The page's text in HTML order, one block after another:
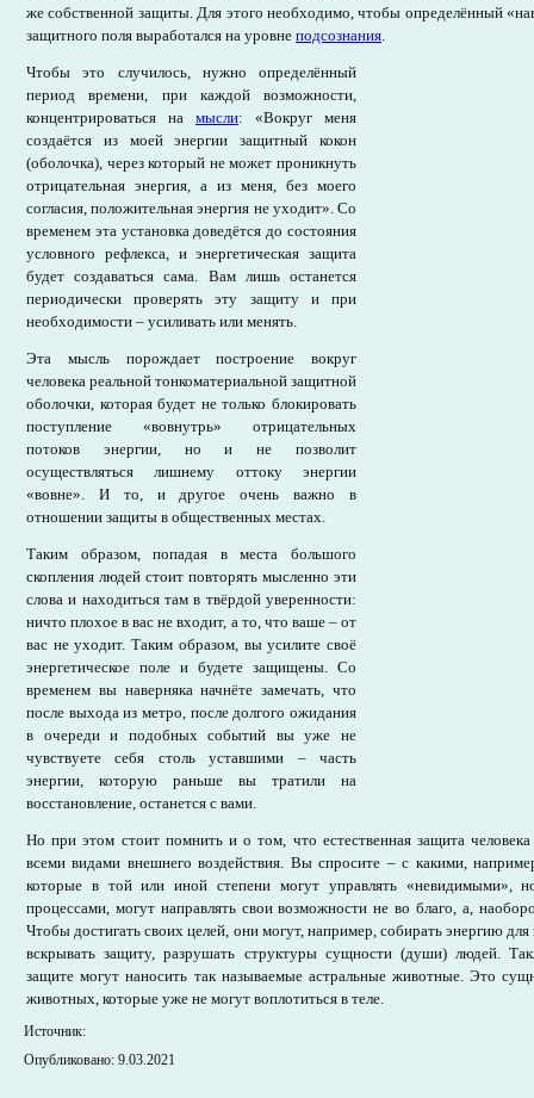
же собственной защиты. Для этого необходимо, чтобы определённый
защитного поля выработался на уровне подсознания.
Чтобы это случилось, нужно определённый
период времени, при каждой возможности,
концентрироваться на мысли: «Вокруг меня
создаётся из моей энергии защитный кокон
(оболочка), через который не может проникнуть
отрицательная энергия, а из меня, без моего
согласия, положительная энергия не уходит». Со
временем эта установка доведётся до состояния
условного рефлекса, и энергетическая защита
будет создаваться сама. Вам лишь останется
периодически проверять эту защиту и при
необходимости – усиливать или менять.
Эта мысль порождает построение вокруг
человека реальной тонкоматериальной защитной
оболочки, которая будет не только блокировать
поступление «вовнутрь» отрицательных
потоков энергии, но и не позволит
осуществляться лишнему оттоку энергии
«вовне». И то, и другое очень важно в
отношении защиты в общественных местах.
Таким образом, попадая в места большого
скопления людей стоит повторять мысленно эти
слова и находиться там в твёрдой уверенности:
ничто плохое в вас не входит, а то, что ваше – от
вас не уходит. Таким образом, вы усилите своё
энергетическое поле и будете защищены. Со
временем вы наверняка начнёте замечать, что
после выхода из метро, после долгого ожидания
в очереди и подобных событий вы уже не
чувствуете себя столь уставшими – часть
энергии, которую раньше вы тратили на
восстановление, останется с вами.
Но при этом стоит помнить и о том, что естественная защита
всеми видами внешнего воздействия. Вы спросите – с какими,
которые в той или иной степени могут управлять «невидимыми»,
процессами, могут направлять свои возможности не во благо, а,
Чтобы достигать своих целей, они могут, например, собирать энергию
вскрывать защиту, разрушать структуры сущности (души) людей.
защите могут наносить так называемые астральные животные. Это
животных, которые уже не могут воплотиться в теле.
Источник:
Опубликовано: 9.03.2021